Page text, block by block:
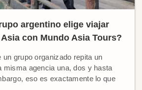
argentino elige viajar
con Mundo Asia Tours?
un grupo organizado repita un
misma agencia una, dos y hasta
eso es exactamente lo que